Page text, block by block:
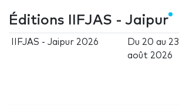
Éditions IIFJAS - Jaipur
IIFJAS - Jaipur 2026 Du 20 au 23
août 2026